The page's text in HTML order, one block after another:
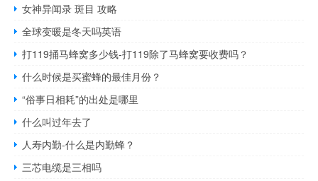
女神异闻录 斑目 攻略
全球变暖是冬天吗英语
打119捅马蜂窝多少钱-打119除了马蜂窝要收费吗？
什么时候是买蜜蜂的最佳月份？
“俗事日相耗”的出处是哪里
什么叫过年去了
人寿内勤-什么是内勤蜂？
三芯电缆是三相吗